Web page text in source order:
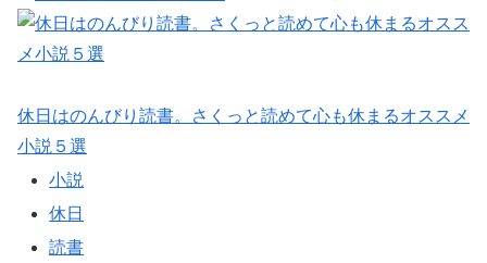
休日はのんびり読書。さくっと読めて心も休まるオススメ
小説５選
小説
休日
読書